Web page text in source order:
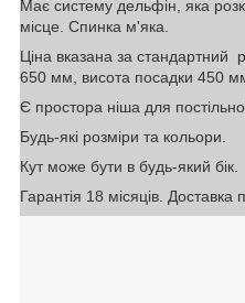
Має систему дельфін, яка
місце. Спинка м'яка.
Ціна вказана за стандартний
650 мм, висота посадки 450
Є простора ніша для
Будь-які розміри та кольори.
Кут може бути в будь-який бік.
Гарантія 18 місяців. Доставка